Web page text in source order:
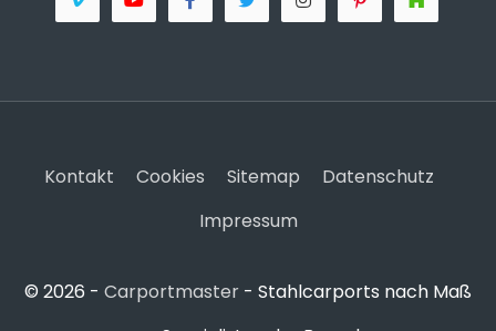
© 2026 - Carportmaster - Stahlcarports nach Maß
Kontakt Cookies Sitemap
Datenschutz
Impressum